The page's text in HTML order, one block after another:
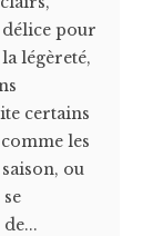
délice pour
légèreté,
certains
les
ou